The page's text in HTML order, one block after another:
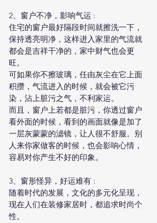
2、窗户不净，影响气运 :
住宅的窗户最好隔段时间就擦洗一下，
保持透亮明净，这样进入家里的气流就
都会是吉祥干净的，家中财气也会更
旺。
可如果你不擦玻璃，任由灰尘在它上面
积攒，气流进入的时候，就会被它污
染，沾上脏污之气，不利家运。
而且，窗户上若都是脏污，你透过窗户
看外面的时候，看到的画面就像是加了
一层灰蒙蒙的滤镜，让人很不舒服。别
人来你家做客的时候，也会影响心情，
容易对你产生不好的印象。
3、窗形怪异，好运难有 :
随着时代的发展，文化的多元化呈现，
现在人们在装修家居时，都追求时尚个
性。